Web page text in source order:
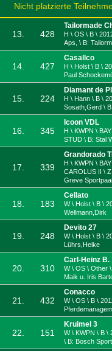
Nicht platzierte
13. 428
Tailormade
H \ OS \ B \
Aps, \ B:
14. 427
Casallco
H \ Holst \ B \
Paul
15. 224
Diamant de
H \ Hann \ B \
Sosath,Gerd \
16. 345
Icoon VDL
H \ KWPN \
STUD \ B: Stal
17. 339
Grandorado
H \ KWPN \
CAROLUS II \
Greve
18. 183
Cellato
W \ Holst \ B \
Wellmann,Dirk
19. 248
Devito 27
W \ Holst \ B \
Lührs,Heike
20. 310
Carl-Heinz B.
W \ OS \ Other
Maik u. Iris
21. 432
Conacco
W \ OS \ B \
22. 151
Kruimel 3
W \ KWPN \ B \
\ B: Bosch